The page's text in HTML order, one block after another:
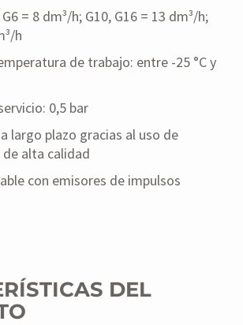
= 8 dm³/h; G10, G16 = 13 dm³/h;
h
de trabajo: entre -25 °C y
0,5 bar
largo plazo gracias al uso de
alta calidad
con emisores de impulsos
DEL